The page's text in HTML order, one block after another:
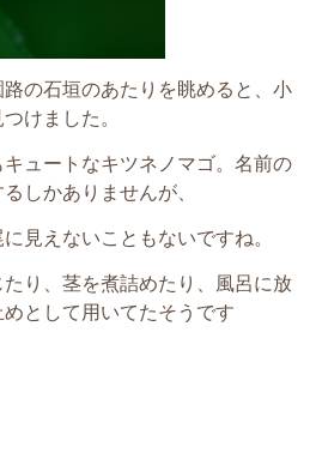
の石垣のあたりを眺めると、小
けました。
ュートなキツネノマゴ。名前の
しかありませんが、
見えないこともないですね。
り、茎を煮詰めたり、風呂に放
として用いてたそうです